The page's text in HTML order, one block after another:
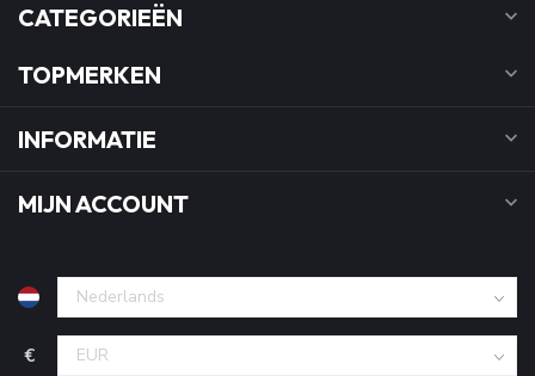
CATEGORIEËN
TOPMERKEN
INFORMATIE
MIJN ACCOUNT
€